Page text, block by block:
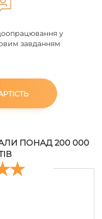
у
завданням
ПОНАД 200 000